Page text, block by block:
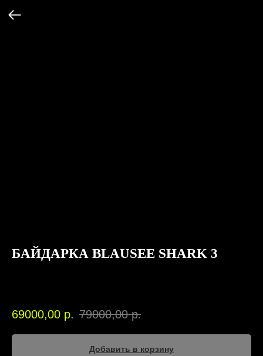
БАЙДАРКА BLAUSEE SHARK 3
69000,00 р. 79000,00 р.
Добавить в корзину